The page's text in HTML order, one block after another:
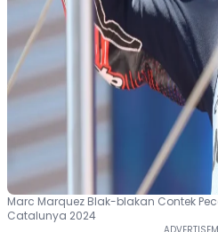
Marc Marquez Blak-blakan Contek
Catalunya 2024